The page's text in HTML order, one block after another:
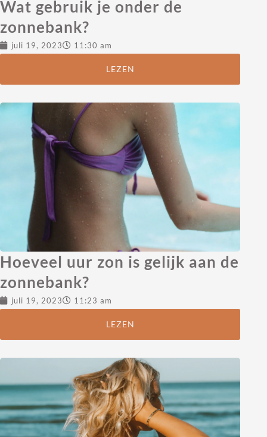
Wat gebruik je onder de
zonnebank?
juli 19, 2023 11:30 am
LEZEN
Hoeveel uur zon is gelijk aan de
zonnebank?
juli 19, 2023 11:23 am
LEZEN